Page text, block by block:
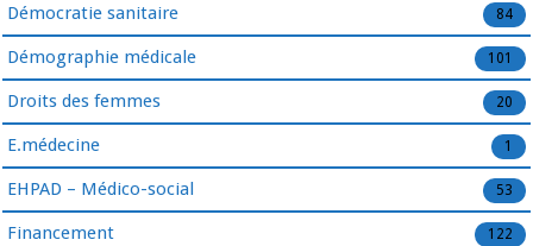
Démocratie sanitaire 84
Démographie médicale 101
Droits des femmes 20
E.médecine 1
EHPAD – Médico-social 53
Financement 122